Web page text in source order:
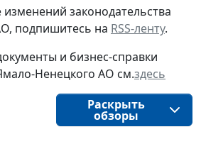
законодательства
подпишитесь на RSS-ленту.
и бизнес-справки
Ненецкого АО см.здесь
Раскрыть
обзоры